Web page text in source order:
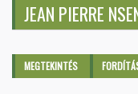
JEAN PIERRE
Elsődleges
MEGTEKINTÉS (AKTÍV